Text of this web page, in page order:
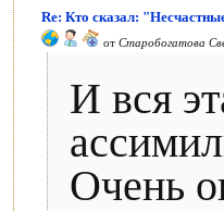
Re: Кто сказал:
от Старобогатова
И вся
Очень